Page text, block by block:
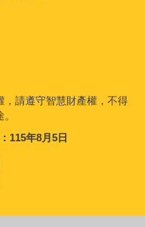
，請遵守智慧財產權，不得
115年8月5日